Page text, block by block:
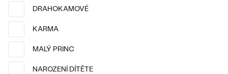
DRAHOKAMOVÉ
KARMA
MALÝ PRINC
NAROZENÍ DÍTĚTE
Stříbro, Diamant
Olivia